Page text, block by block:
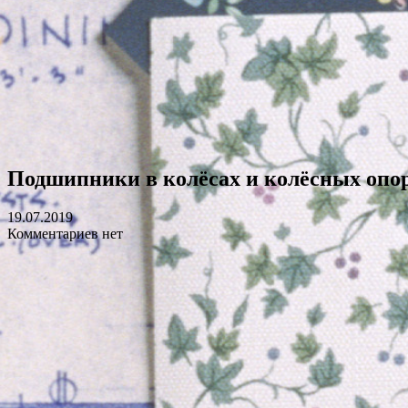
Подшипники в колёсах и колёсных
19.07.2019
Комментариев нет